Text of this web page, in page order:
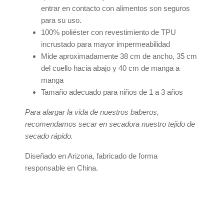
entrar en contacto con alimentos son seguros
para su uso.
100% poliéster con revestimiento de TPU
incrustado para mayor impermeabilidad
Mide aproximadamente 38 cm de ancho, 35 cm
del cuello hacia abajo y 40 cm de manga a
manga
Tamaño adecuado para niños de 1 a 3 años
Para alargar la vida de nuestros baberos,
recomendamos secar en secadora nuestro tejido de
secado rápido.
Diseñado en Arizona, fabricado de forma
responsable en China.